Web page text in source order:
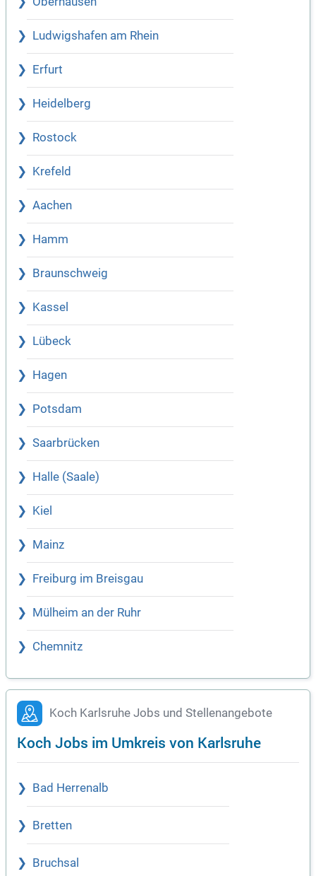
Ludwigshafen am Rhein
Erfurt
Heidelberg
Rostock
Krefeld
Aachen
Hamm
Braunschweig
Kassel
Lübeck
Hagen
Potsdam
Saarbrücken
Halle (Saale)
Kiel
Mainz
Freiburg im Breisgau
Mülheim an der Ruhr
Chemnitz
Koch Karlsruhe Jobs und Stellenangebote
Koch Jobs im Umkreis von Karlsruhe
Bad Herrenalb
Bretten
Bruchsal